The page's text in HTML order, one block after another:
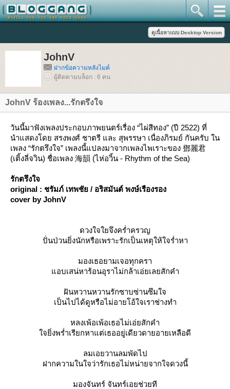
JohnV
ฝากข้อความหลังไมค์
ผู้ติดตามบล็อก : 6 คน
JohnV ร้องเพลง...รักตรึงใจ
วันนี้มาฟังเพลงประกอบภาพยนตร์เรื่อง “ไผ่สีทอง” (ปี 2522) ที่
นำแสดงโดย สรงพงศ์ ชาตรี และ สุพรรษา เนื่องภิรมย์ กันครับ ใน
เพลง “รักตรึงใจ” เพลงนี้แปลงมาจากเพลงไพเราะของ 鄧麗君
(เติ้งลี่จวิน) ชื่อเพลง 海韻 (ไห่อวิ้น - Rhythm of the Sea)
รักตรึงใจ
original : ชรัมภ์ เทพชัย / อริสมันต์ พงษ์เรืองรอง
cover by JohnV
ดวงใจใยจึงคร่ำครวญ
ปั่นป่วนยิ่งนักหรือเพราะรักเป็นเหตุให้ใจร่ำหา
มองเธอยามเจอทุกครา
อบเสน่หาร้อนอุราไม่กล้าเอ่ยเลยสักคำ
ฝันหวานหวานรักซาบซ่านซึมใจ
เป็นไปได้ดูหรือไม่อายโอ้ใจเราช่างทำ
หลงเพ้อเพ้อเธอไม่เอ่ยสักคำ
จยิ่งพร่ำเรียกหาแต่เธออยู่เดียวดายอายเหลือดี
ลมเอยวานลมพัดไป
ฝากความในใจว่ารักเธอไม่หน่ายจากใจดวงนี้
มองจันทร์ จันทร์เอยช่วยที